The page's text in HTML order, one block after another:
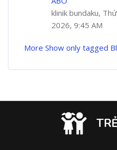
klinik bundaku,
2026, 9:45 AM
More Show only tagged